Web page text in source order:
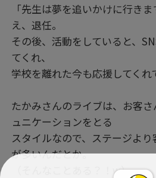
「先生は夢を追いかけに行き
え、退任。
その後、活動をしていると、
てくれ、
学校を離れた今も応援してくれ
たかみさんのライブは、お客
ュニケーションをとる
スタイルなので、ステージよ
が多いんだとか。
（そんなことある？！w）